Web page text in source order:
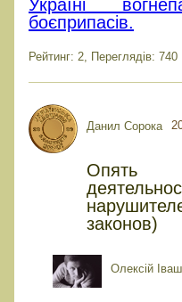
Україні
боєприпасів.
Рейтинг: 2, Переглядів: 740
Данил Сорока
Опять
законов)
Олексій